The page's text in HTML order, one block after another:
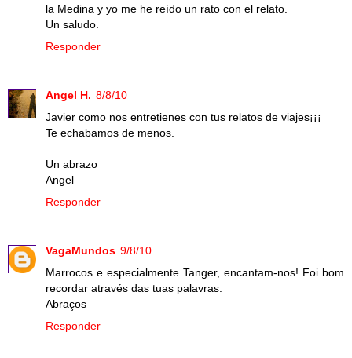
la Medina y yo me he reído un rato con el relato.
Un saludo.
Responder
Angel H. 8/8/10
Javier como nos entretienes con tus relatos de viajes¡¡¡
Te echabamos de menos.
Un abrazo
Angel
Responder
VagaMundos 9/8/10
Marrocos e especialmente Tanger, encantam-nos! Foi bom
recordar através das tuas palavras.
Abraços
Responder